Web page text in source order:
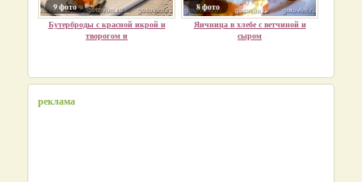
9 фото
Бутерброды с красной икрой и
творогом и
8 фото
Яичница в хлебе с ветчиной и
сыром
реклама